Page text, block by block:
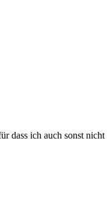
dass ich auch sonst